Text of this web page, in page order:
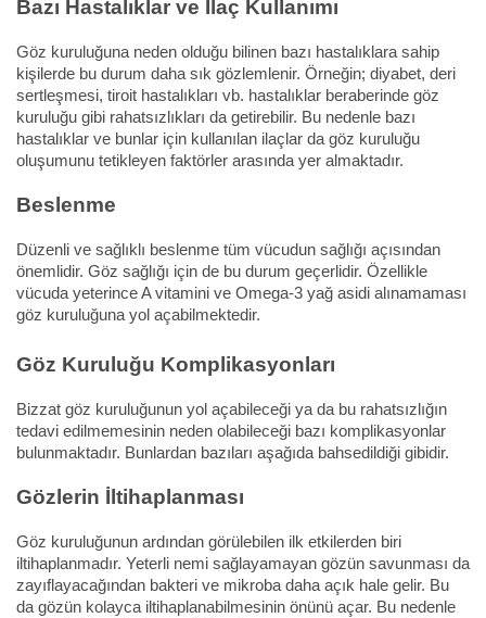
Bazı Hastalıklar ve İlaç Kullanımı
Göz kuruluğuna neden olduğu bilinen bazı hastalıklara sahip
kişilerde bu durum daha sık gözlemlenir. Örneğin; diyabet, deri
sertleşmesi, tiroit hastalıkları vb. hastalıklar beraberinde göz
kuruluğu gibi rahatsızlıkları da getirebilir. Bu nedenle bazı
hastalıklar ve bunlar için kullanılan ilaçlar da göz kuruluğu
oluşumunu tetikleyen faktörler arasında yer almaktadır.
Beslenme
Düzenli ve sağlıklı beslenme tüm vücudun sağlığı açısından
önemlidir. Göz sağlığı için de bu durum geçerlidir. Özellikle
vücuda yeterince A vitamini ve Omega-3 yağ asidi alınamaması
göz kuruluğuna yol açabilmektedir.
Göz Kuruluğu Komplikasyonları
Bizzat göz kuruluğunun yol açabileceği ya da bu rahatsızlığın
tedavi edilmemesinin neden olabileceği bazı komplikasyonlar
bulunmaktadır. Bunlardan bazıları aşağıda bahsedildiği gibidir.
Gözlerin İltihaplanması
Göz kuruluğunun ardından görülebilen ilk etkilerden biri
iltihaplanmadır. Yeterli nemi sağlayamayan gözün savunması da
zayıflayacağından bakteri ve mikroba daha açık hale gelir. Bu
da gözün kolayca iltihaplanabilmesinin önünü açar. Bu nedenle